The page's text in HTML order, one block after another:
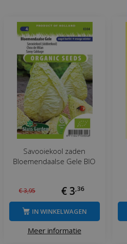
Savooiekool zaden
Bloemendaalse Gele BIO
€3,95 € 3 36
Meer informatie
IN WINKELWAGEN